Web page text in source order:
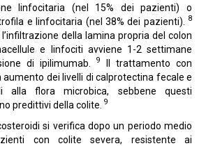
linfocitaria (nel 15% dei pazienti) o
e linfocitaria (nel 38% dei pazienti).
8
della lamina propria del colon
e linfociti avviene 1-2 settimane
di ipilimumab.
9
Il trattamento con
dei livelli di calprotectina fecale e
alla flora microbica, sebbene questi
predittivi della colite. 9
si verifica dopo un periodo medio
con colite severa, resistente ai